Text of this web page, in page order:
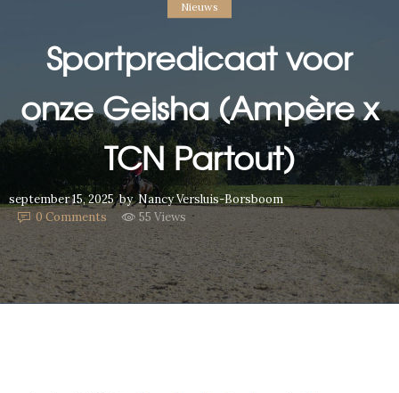
Nieuws
Sportpredicaat voor
onze Geisha (Ampère x
TCN Partout)
september 15, 2025 by Nancy Versluis-Borsboom
0Comments 55 Views